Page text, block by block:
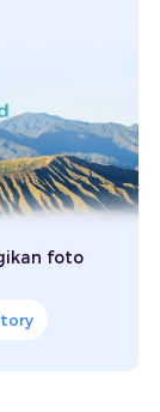
foto